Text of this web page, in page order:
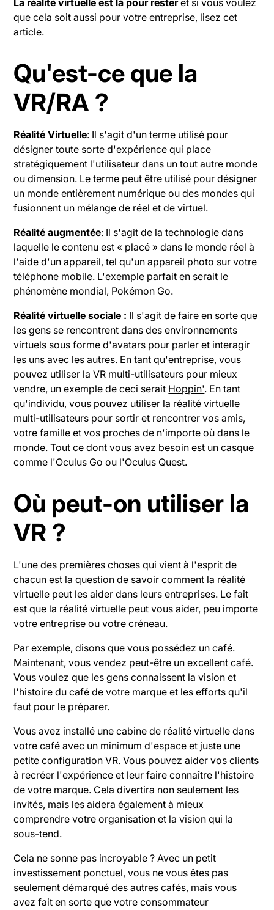
que cela soit aussi pour votre entreprise, lisez cet
article.
Qu'est-ce que la
VR/RA ?
Réalité Virtuelle: Il s'agit d'un terme utilisé pour
désigner toute sorte d'expérience qui place
stratégiquement l'utilisateur dans un tout autre monde
ou dimension. Le terme peut être utilisé pour désigner
un monde entièrement numérique ou des mondes qui
fusionnent un mélange de réel et de virtuel.
Réalité augmentée: Il s'agit de la technologie dans
laquelle le contenu est « placé » dans le monde réel à
l'aide d'un appareil, tel qu'un appareil photo sur votre
téléphone mobile. L'exemple parfait en serait le
phénomène mondial, Pokémon Go.
Réalité virtuelle sociale : Il s'agit de faire en sorte que
les gens se rencontrent dans des environnements
virtuels sous forme d'avatars pour parler et interagir
les uns avec les autres. En tant qu'entreprise, vous
pouvez utiliser la VR multi-utilisateurs pour mieux
vendre, un exemple de ceci serait Hoppin'. En tant
qu'individu, vous pouvez utiliser la réalité virtuelle
multi-utilisateurs pour sortir et rencontrer vos amis,
votre famille et vos proches de n'importe où dans le
monde. Tout ce dont vous avez besoin est un casque
comme l'Oculus Go ou l'Oculus Quest.
Où peut-on utiliser la
VR ?
L'une des premières choses qui vient à l'esprit de
chacun est la question de savoir comment la réalité
virtuelle peut les aider dans leurs entreprises. Le fait
est que la réalité virtuelle peut vous aider, peu importe
votre entreprise ou votre créneau.
Par exemple, disons que vous possédez un café.
Maintenant, vous vendez peut-être un excellent café.
Vous voulez que les gens connaissent la vision et
l'histoire du café de votre marque et les efforts qu'il
faut pour le préparer.
Vous avez installé une cabine de réalité virtuelle dans
votre café avec un minimum d'espace et juste une
petite configuration VR. Vous pouvez aider vos clients
à recréer l'expérience et leur faire connaître l'histoire
de votre marque. Cela divertira non seulement les
invités, mais les aidera également à mieux
comprendre votre organisation et la vision qui la
sous-tend.
Cela ne sonne pas incroyable ? Avec un petit
investissement ponctuel, vous ne vous êtes pas
seulement démarqué des autres cafés, mais vous
avez fait en sorte que votre consommateur